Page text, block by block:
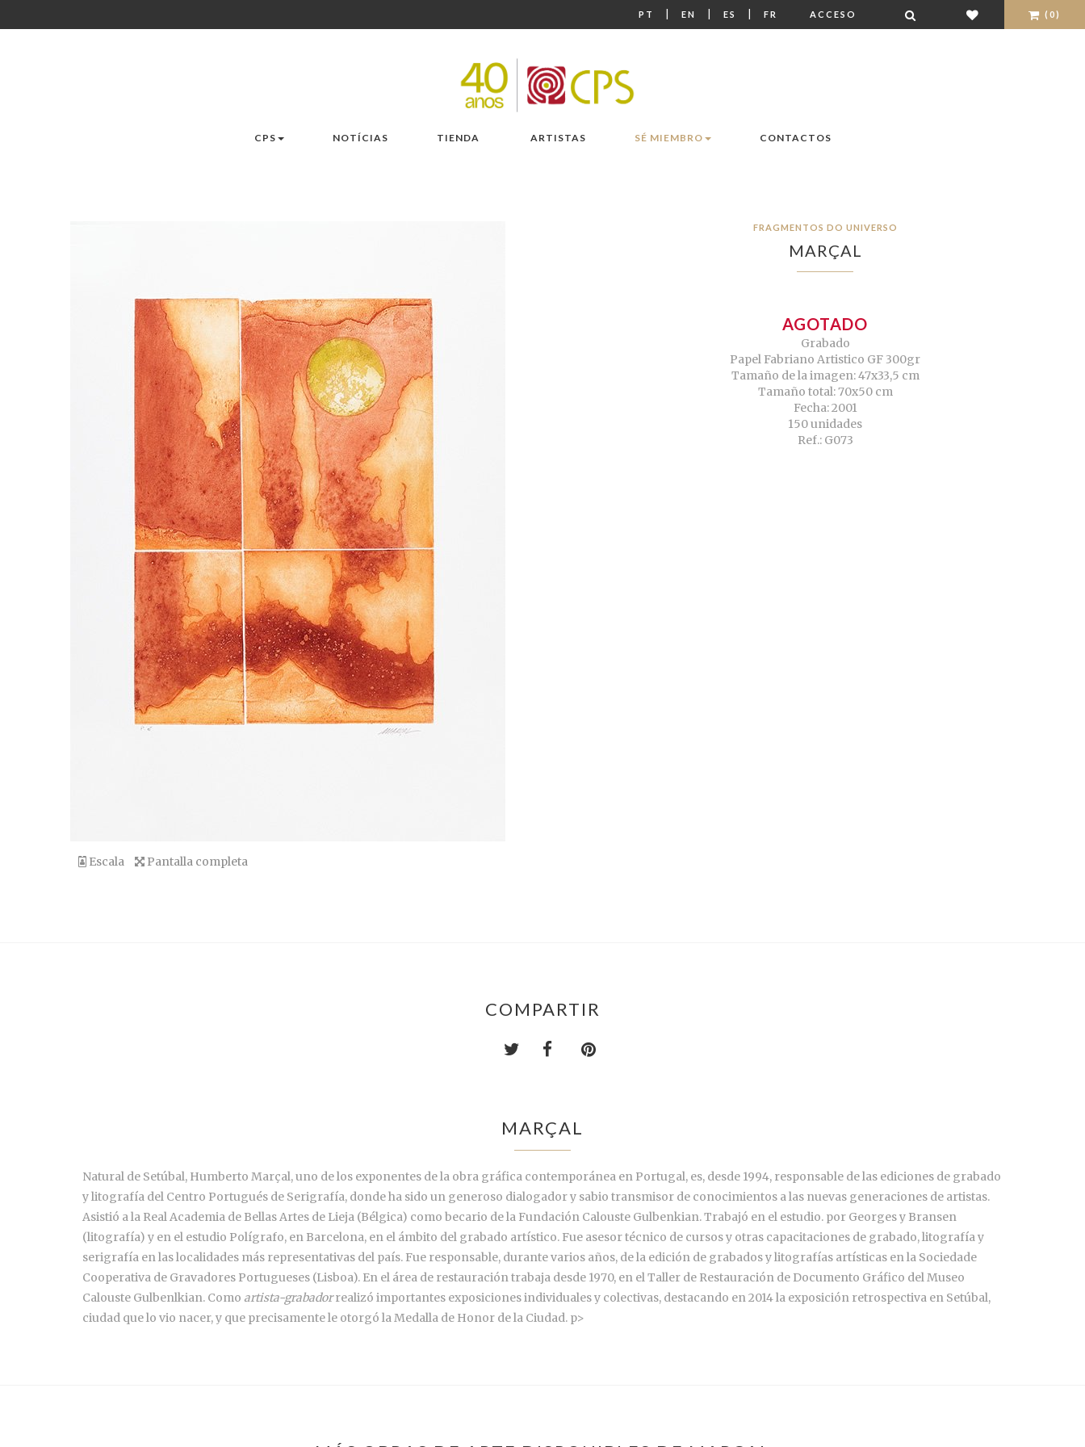
PT | EN | ES | FR ACCESO (0)
CPS NOTÍCIAS TIENDA ARTISTAS SÉ MIEMBRO CONTACTOS
Escala Pantalla completa
FRAGMENTOS DO UNIVERSO
MARÇAL
AGOTADO
Grabado
Papel Fabriano Artistico GF 300gr
Tamaño de la imagen: 47x33,5 cm
Tamaño total: 70x50 cm
Fecha: 2001
150 unidades
Ref.: G073
COMPARTIR
MARÇAL
Natural de Setúbal, Humberto Marçal, uno de los exponentes de la obra gráfica contemporánea en Portugal, es, desde 1994, responsable de las ediciones de grabado
y litografía del Centro Portugués de Serigrafía, donde ha sido un generoso dialogador y sabio transmisor de conocimientos a las nuevas generaciones de artistas.
Asistió a la Real Academia de Bellas Artes de Lieja (Bélgica) como becario de la Fundación Calouste Gulbenkian. Trabajó en el estudio. por Georges y Bransen
(litografía) y en el estudio Polígrafo, en Barcelona, en el ámbito del grabado artístico. Fue asesor técnico de cursos y otras capacitaciones de grabado, litografía y
serigrafía en las localidades más representativas del país. Fue responsable, durante varios años, de la edición de grabados y litografías artísticas en la Sociedade
Cooperativa de Gravadores Portugueses (Lisboa). En el área de restauración trabaja desde 1970, en el Taller de Restauración de Documento Gráfico del Museo
Calouste Gulbenlkian. Como artista-grabadorrealizó importantes exposiciones individuales y colectivas, destacando en 2014 la exposición retrospectiva en Setúbal,
ciudad que lo vio nacer, y que precisamente le otorgó la Medalla de Honor de la Ciudad. p>